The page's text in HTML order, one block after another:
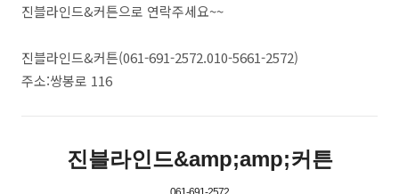
진블라인드&커튼으로 연락주세요~~
진블라인드&커튼(061-691-2572.010-5661-2572)
주소:쌍봉로 116